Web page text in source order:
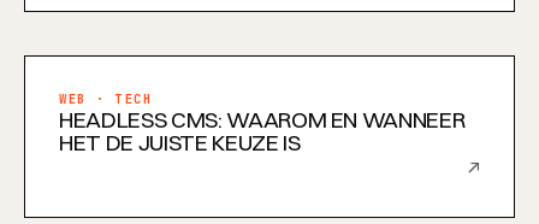
WEB · TECH
HEADLESS CMS: WAAROM EN WANNEER
HET DE JUISTE KEUZE IS
↗